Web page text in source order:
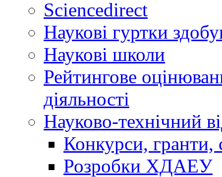
Sciencedirect
Наукові гуртки
Наукові школи
Рейтингове
діяльності
Науково-технічний
Конкурси, гранти,
Розробки ХДАЕУ